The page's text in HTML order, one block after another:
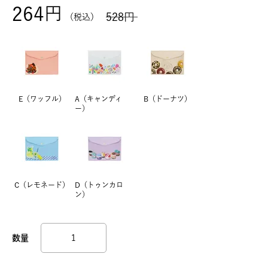
528
264 税込
E（ワッフル）
A（キャンディ
ー）
B（ドーナツ）
C（レモネード）
D（トゥンカロ
ン）